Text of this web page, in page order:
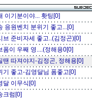
이기분이야... 홧팅[0]
응원벤치 분위기 좋고...[0]
브 준비자세 좋고..(김정곤)[0]
폼이 우째 영....(정해용0[0]
땐 따져야지-김정곤, 정해용[0]
기 좋고-김영달님 폼좋고[0]
달 이무식[0]
크럼[0]